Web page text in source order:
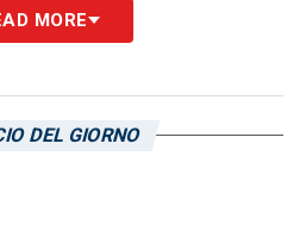
NOSTRE TOP NEWS
MORE
DEL GIORNO